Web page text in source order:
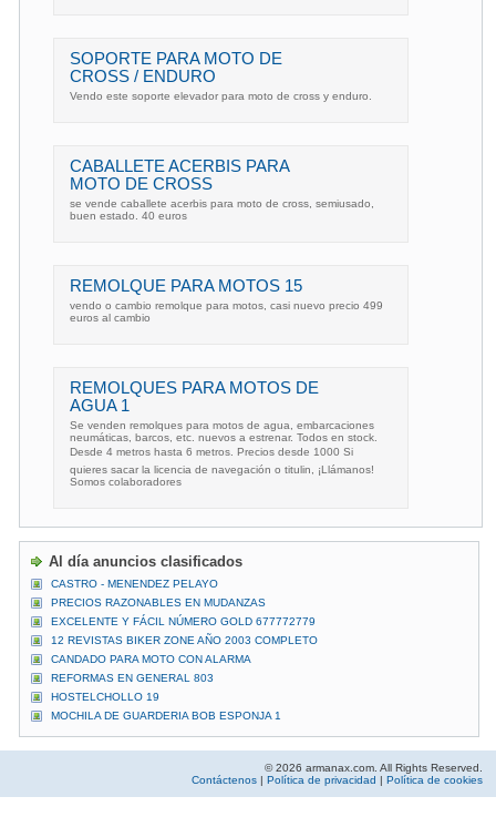
SOPORTE PARA MOTO DE
CROSS / ENDURO
Vendo este soporte elevador para moto de cross y enduro.
CABALLETE ACERBIS PARA
MOTO DE CROSS
se vende caballete acerbis para moto de cross, semiusado,
buen estado. 40 euros
REMOLQUE PARA MOTOS 15
vendo o cambio remolque para motos, casi nuevo precio 499
euros al cambio
REMOLQUES PARA MOTOS DE
AGUA 1
Se venden remolques para motos de agua, embarcaciones
neumáticas, barcos, etc. nuevos a estrenar. Todos en stock.
Desde 4 metros hasta 6 metros. Precios desde 1000 Si
quieres sacar la licencia de navegación o titulin, ¡Llámanos!
Somos colaboradores
Al día anuncios clasificados
CASTRO - MENENDEZ PELAYO
PRECIOS RAZONABLES EN MUDANZAS
EXCELENTE Y FÁCIL NÚMERO GOLD 677772779
12 REVISTAS BIKER ZONE AÑO 2003 COMPLETO
CANDADO PARA MOTO CON ALARMA
REFORMAS EN GENERAL 803
HOSTELCHOLLO 19
MOCHILA DE GUARDERIA BOB ESPONJA 1
© 2026 armanax.com. All Rights Reserved.
Contáctenos | Política de privacidad | Política de cookies